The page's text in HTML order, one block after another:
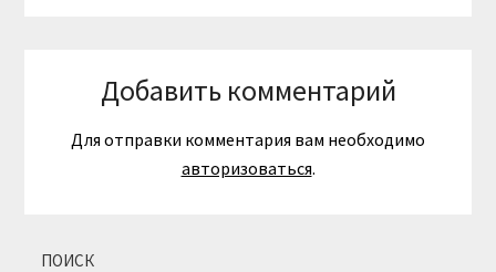
Добавить комментарий
Для отправки комментария вам необходимо
авторизоваться.
ПОИСК